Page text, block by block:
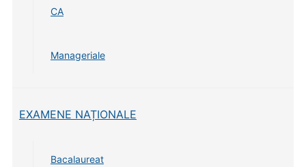
CA
Manageriale
EXAMENE NAȚIONALE
Bacalaureat